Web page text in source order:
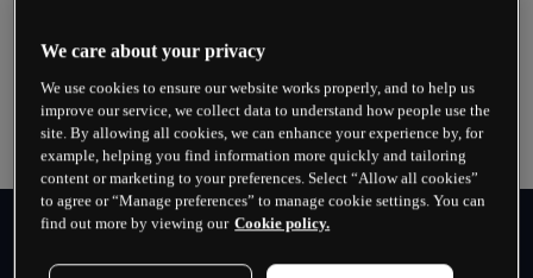
We care about your privacy
We use cookies to ensure our website works properly, and to help us
improve our service, we collect data to understand how people use the
site. By allowing all cookies, we can enhance your experience by, for
example, helping you find information more quickly and tailoring
content or marketing to your preferences. Select “Allow all cookies”
to agree or “Manage preferences” to manage cookie settings. You can
find out more by viewing our Cookie policy.